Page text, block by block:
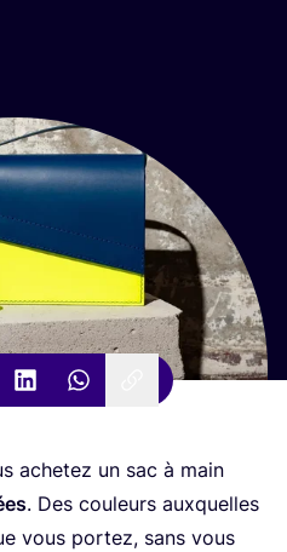
ache­tez un sac à main
. Des cou­leurs aux­quelles
vous por­tez, sans vous